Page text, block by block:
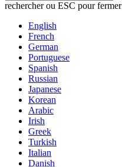
rechercher ou ESC pour fermer
English
French
German
Portuguese
Spanish
Russian
Japanese
Korean
Arabic
Irish
Greek
Turkish
Italian
Danish